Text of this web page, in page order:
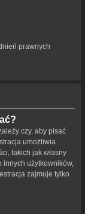
prawnych
czy, aby pisać
umożliwia
takich jak własny
innych użytkowników,
zajmuje tylko